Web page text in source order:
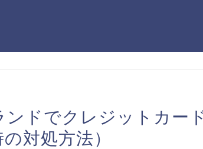
ンドでクレジットカー
対処方法）